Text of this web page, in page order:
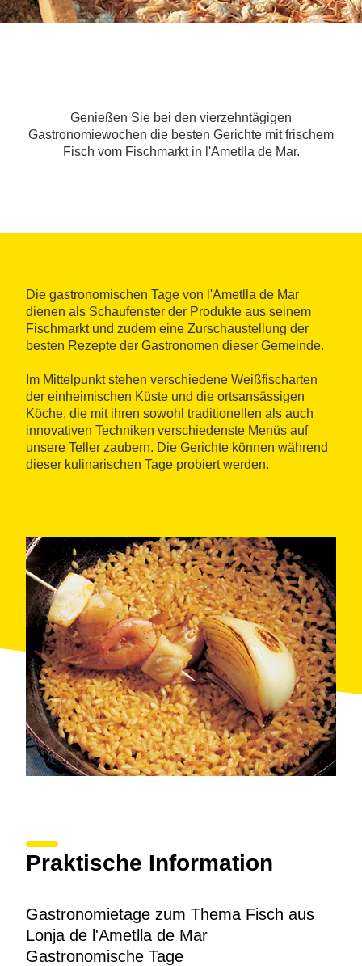
Genießen Sie bei den vierzehntägigen
Gastronomiewochen die besten Gerichte mit frischem
Fisch vom Fischmarkt in l'Ametlla de Mar.
Die gastronomischen Tage von l'Ametlla de Mar
dienen als Schaufenster der Produkte aus seinem
Fischmarkt und zudem eine Zurschaustellung der
besten Rezepte der Gastronomen dieser Gemeinde.
Im Mittelpunkt stehen verschiedene Weißfischarten
der einheimischen Küste und die ortsansässigen
Köche, die mit ihren sowohl traditionellen als auch
innovativen Techniken verschiedenste Menüs auf
unsere Teller zaubern. Die Gerichte können während
dieser kulinarischen Tage probiert werden.
Praktische Information
Gastronomietage zum Thema Fisch aus
Lonja de l'Ametlla de Mar
Gastronomische Tage